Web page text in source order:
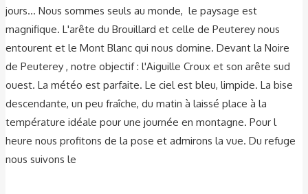
jours... Nous sommes seuls au monde, le paysage est
magnifique. L'arête du Brouillard et celle de Peuterey nous
entourent et le Mont Blanc qui nous domine. Devant la Noire
de Peuterey , notre objectif : l'Aiguille Croux et son arête sud
ouest. La météo est parfaite. Le ciel est bleu, limpide. La bise
descendante, un peu fraîche, du matin à laissé place à la
température idéale pour une journée en montagne. Pour l
heure nous profitons de la pose et admirons la vue. Du refuge
nous suivons le